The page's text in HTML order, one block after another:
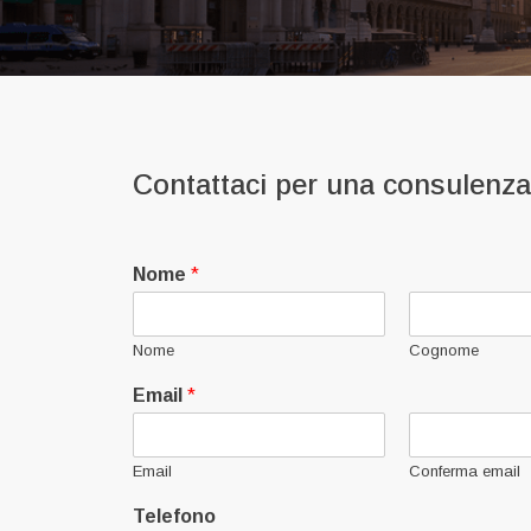
Contattaci per una
Nome *
Nome Cognome
Email *
Email Conferma email
Telefono